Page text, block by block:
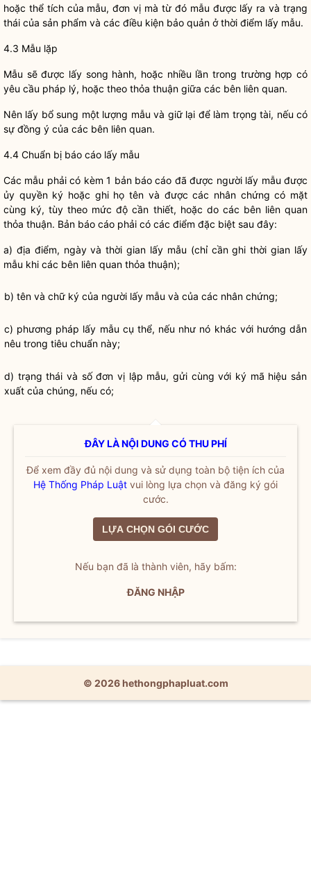
hoặc thể tích của mẫu, đơn vị mà từ đó mẫu được lấy ra và trạng
thái của sản phẩm và các điều kiện bảo quản ở thời điểm lấy mẫu.
4.3 Mẫu lặp
Mẫu sẽ được lấy song hành, hoặc nhiều lần trong trường hợp có
yêu cầu pháp lý, hoặc theo thỏa thuận giữa các bên liên quan.
Nên lấy bổ sung một lượng mẫu và giữ lại để làm trọng tài, nếu có
sự đồng ý của các bên liên quan.
4.4 Chuẩn bị báo cáo lấy mẫu
Các mẫu phải có kèm 1 bản báo cáo đã được người lấy mẫu được
ủy quyềnký hoặc ghi họ tên và được các nhân chứng có mặt
cùng ký, tùy theo mức độ cần thiết, hoặc do các bên liên quan
thỏa thuận. Bản báo cáo phải có các điểm đặc biệt sau đây:
a) địa điểm, ngày và thời gian lấy mẫu (chỉ cần ghi thời gian lấy
mẫu khi các bên liên quan thỏa thuận);
b) tên và chữ ký của người lấy mẫu và của các nhân chứng;
c) phương pháp lấy mẫu cụ thể, nếu như nó khác với hướng dẫn
nêu trong tiêu chuẩn này;
d) trạng thái và số đơn vị lập mẫu, gửi cùng với ký mã hiệu sản
xuất của chúng, nếu có;
ĐÂY LÀ NỘI DUNG CÓ THU PHÍ
Để xem đầy đủ nội dung và sử dụng toàn bộ tiện ích của
Hệ Thống Pháp Luật vui lòng lựa chọn và đăng ký gói
cước.
LỰA CHỌN GÓI CƯỚC
Nếu bạn đã là thành viên, hãy bấm:
ĐĂNG NHẬP
© 2026 hethongphapluat.com